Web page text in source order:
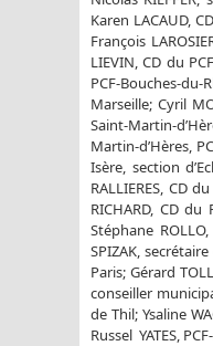
Karen LACAUD,
François
LIEVIN, CD du
PCF-Bouches-du-
Marseille; Cyril
Saint-Martin-
Martin-d’Hères,
Isère, section
RALLIERES, CD
RICHARD, CD
Stéphane
SPIZAK,
Paris; Gérard
conseiller
de Thil; Ysaline
Russel YATES,